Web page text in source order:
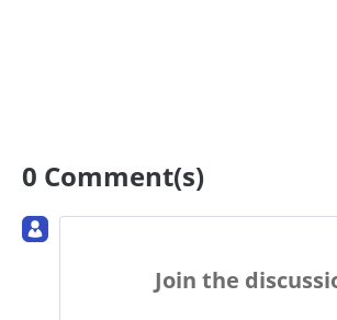
0 Comment(s)
Join the